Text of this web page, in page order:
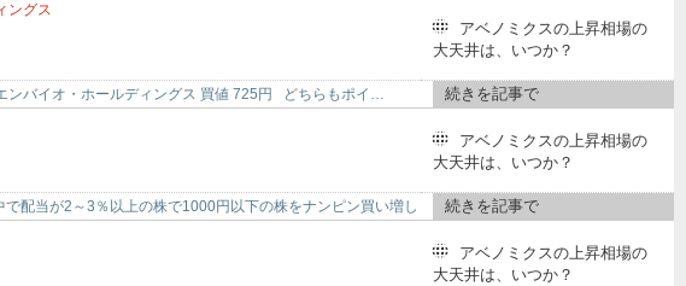
ングス
アベノミクスの上昇相場の
大天井は、いつか？
バイオ・ホールディングス 買値 725円 どちらもポイ… 続きを記事で
アベノミクスの上昇相場の
大天井は、いつか？
配当が2～3％以上の株で1000円以下の株をナンピン買い増し
続きを記事で
アベノミクスの上昇相場の
大天井は、いつか？